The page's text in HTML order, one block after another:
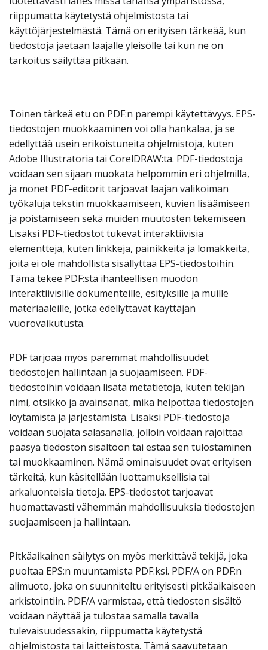
riippumatta käytetystä ohjelmistosta tai
käyttöjärjestelmästä. Tämä on erityisen tärkeää, kun
tiedostoja jaetaan laajalle yleisölle tai kun ne on
tarkoitus säilyttää pitkään.
Toinen tärkeä etu on PDF:n parempi käytettävyys. EPS-
tiedostojen muokkaaminen voi olla hankalaa, ja se
edellyttää usein erikoistuneita ohjelmistoja, kuten
Adobe Illustratoria tai CorelDRAW:ta. PDF-tiedostoja
voidaan sen sijaan muokata helpommin eri ohjelmilla,
ja monet PDF-editorit tarjoavat laajan valikoiman
työkaluja tekstin muokkaamiseen, kuvien lisäämiseen
ja poistamiseen sekä muiden muutosten tekemiseen.
Lisäksi PDF-tiedostot tukevat interaktiivisia
elementtejä, kuten linkkejä, painikkeita ja lomakkeita,
joita ei ole mahdollista sisällyttää EPS-tiedostoihin.
Tämä tekee PDF:stä ihanteellisen muodon
interaktiivisille dokumenteille, esityksille ja muille
materiaaleille, jotka edellyttävät käyttäjän
vuorovaikutusta.
PDF tarjoaa myös paremmat mahdollisuudet
tiedostojen hallintaan ja suojaamiseen. PDF-
tiedostoihin voidaan lisätä metatietoja, kuten tekijän
nimi, otsikko ja avainsanat, mikä helpottaa tiedostojen
löytämistä ja järjestämistä. Lisäksi PDF-tiedostoja
voidaan suojata salasanalla, jolloin voidaan rajoittaa
pääsyä tiedoston sisältöön tai estää sen tulostaminen
tai muokkaaminen. Nämä ominaisuudet ovat erityisen
tärkeitä, kun käsitellään luottamuksellisia tai
arkaluonteisia tietoja. EPS-tiedostot tarjoavat
huomattavasti vähemmän mahdollisuuksia tiedostojen
suojaamiseen ja hallintaan.
Pitkäaikainen säilytys on myös merkittävä tekijä, joka
puoltaa EPS:n muuntamista PDF:ksi. PDF/A on PDF:n
alimuoto, joka on suunniteltu erityisesti pitkäaikaiseen
arkistointiin. PDF/A varmistaa, että tiedoston sisältö
voidaan näyttää ja tulostaa samalla tavalla
tulevaisuudessakin, riippumatta käytetystä
ohjelmistosta tai laitteistosta. Tämä saavutetaan